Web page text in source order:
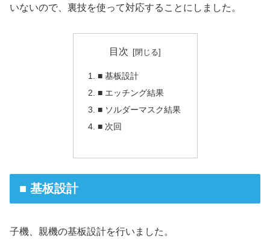
いないので、裏技を使って対応することにしました。
目次
■ 基板設計
■ エッチング結果
■ ソルダーマスク結果
■ 次回
■ 基板設計
子機、親機の基板設計を行いました。